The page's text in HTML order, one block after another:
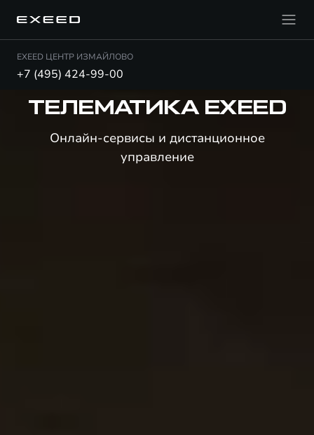
EXEED ЦЕНТР ИЗМАЙЛОВО
+7 (495) 424-99-00
ТЕЛЕМАТИКА EXEED
Онлайн-сервисы и дистанционное
управление